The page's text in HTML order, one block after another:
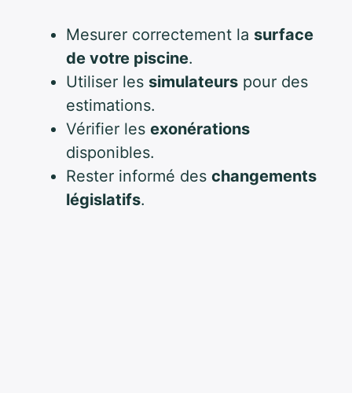
Mesurer correctement la surface
de votre piscine.
Utiliser les simulateurs pour des
estimations.
Vérifier les exonérations
disponibles.
Rester informé des changements
législatifs.